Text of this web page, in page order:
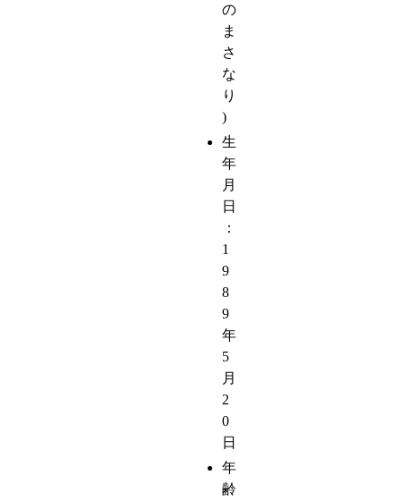
の
ま
さ
な
り
)
生
年
月
日
：
1
9
8
9
年
5
月
2
0
日
年
齢